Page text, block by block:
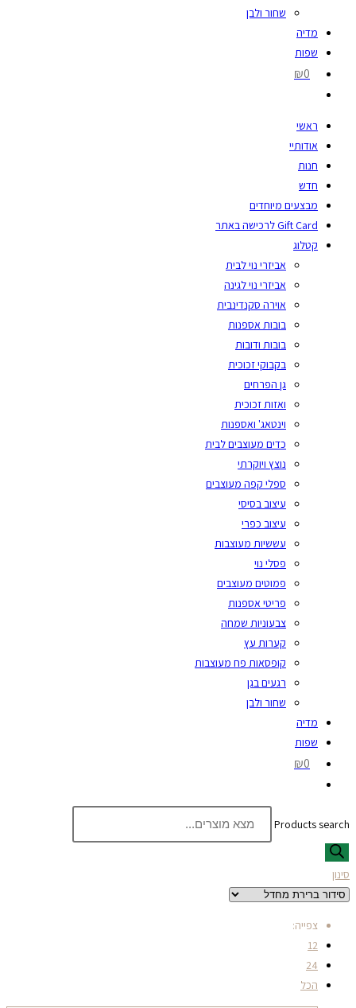
שחור ולבן
מדיה
שפות
₪0
ראשי
אודותיי
חנות
חדש
מבצעים מיוחדים
Gift Card לרכישה באתר
קטלוג
אביזרי נוי לבית
אביזרי נוי לגינה
אוירה סקנדינבית
בובות אספנות
בובות ודובות
בקבוקי זכוכית
גן הפרחים
ואזות זכוכית
וינטאג' ואספנות
כדים מעוצבים לבית
נוצץ ויוקרתי
ספלי קפה מעוצבים
עיצוב בסיסי
עיצוב כפרי
עששיות מעוצבות
פסלי נוי
פמוטים מעוצבים
פריטי אספנות
צבעוניות שמחה
קערות עץ
קופסאות פח מעוצבות
רגעים בגן
שחור ולבן
מדיה
שפות
₪0
Products search
סינון
צפייה:
12
24
הכל